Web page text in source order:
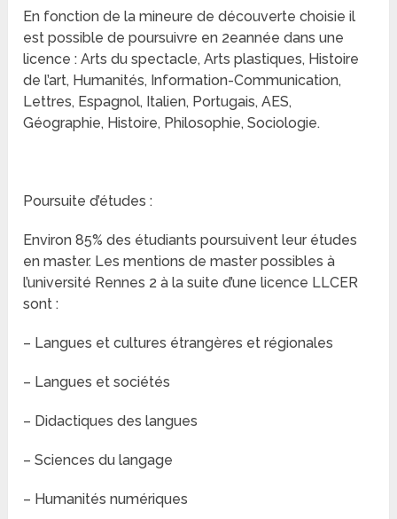
En fonction de la mineure de découverte choisie il
est possible de poursuivre en 2eannée dans une
licence : Arts du spectacle, Arts plastiques, Histoire
de l’art, Humanités, Information-Communication,
Lettres, Espagnol, Italien, Portugais, AES,
Géographie, Histoire, Philosophie, Sociologie.
Poursuite d’études :
Environ 85% des étudiants poursuivent leur études
en master. Les mentions de master possibles à
l’université Rennes 2 à la suite d’une licence LLCER
sont :
– Langues et cultures étrangères et régionales
– Langues et sociétés
– Didactiques des langues
– Sciences du langage
– Humanités numériques